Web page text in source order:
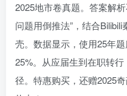
2025地市卷真题。答案解
问题用倒推法”，结合
壳。数据显示，使用25年
25%。从应届生到在职转
径。特惠购买，还赠2025